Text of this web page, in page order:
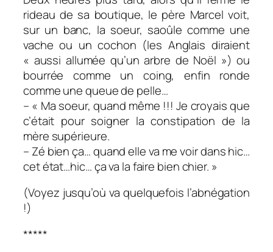
rideau de sa boutique, le père Marcel voit,
sur un banc, la soeur, saoûle comme une
vache ou un cochon (les Anglais diraient
« aussi allumée qu’un arbre de Noël ») ou
bourrée comme un coing, enfin ronde
comme une queue de pelle…
– « Ma soeur, quand même !!! Je croyais que
c’était pour soigner la constipation de la
mère supérieure.
– Zé bien ça… quand elle va me voir dans hic…
cet état…hic… ça va la faire bien chier. »
(Voyez jusqu’où va quelquefois l’abnégation
!)
*****